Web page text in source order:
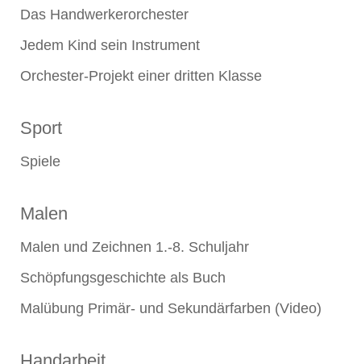
Das Handwerkerorchester
Jedem Kind sein Instrument
Orchester-Projekt einer dritten Klasse
Sport
Spiele
Malen
Malen und Zeichnen 1.-8. Schuljahr
Schöpfungsgeschichte als Buch
Malübung Primär- und Sekundärfarben (Video)